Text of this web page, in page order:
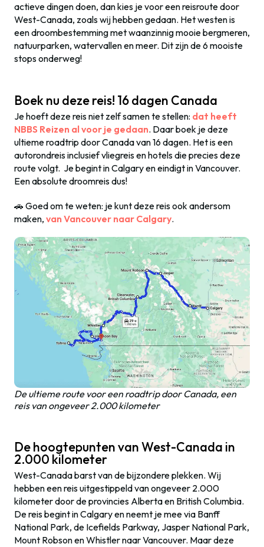
actieve dingen doen, dan kies je voor een reisroute door
West-Canada, zoals wij hebben gedaan. Het westen is
een droombestemming met waanzinnig mooie bergmeren,
natuurparken, watervallen en meer. Dit zijn de 6 mooiste
stops onderweg!
Boek nu deze reis! 16 dagen Canada
Je hoeft deze reis niet zelf samen te stellen: dat heeft
NBBS Reizen al voor je gedaan. Daar boek je deze
ultieme roadtrip door Canada van 16 dagen. Het is een
autorondreis inclusief vliegreis en hotels die precies deze
route volgt. Je begint in Calgary en eindigt in Vancouver.
Een absolute droomreis dus!
🚗 Goed om te weten: je kunt deze reis ook andersom
maken, van Vancouver naar Calgary.
De ultieme route voor een roadtrip door Canada, een
reis van ongeveer 2.000 kilometer
De hoogtepunten van West-Canada in
2.000 kilometer
West-Canada barst van de bijzondere plekken. Wij
hebben een reis uitgestippeld van ongeveer 2.000
kilometer door de provincies Alberta en British Columbia.
De reis begint in Calgary en neemt je mee via Banff
National Park, de Icefields Parkway, Jasper National Park,
Mount Robson en Whistler naar Vancouver. Maar deze